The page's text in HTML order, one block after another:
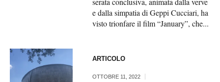
e dalla simpatia di Geppi Cucciari, ha
visto trionfare il film “January”, che...
ARTICOLO
OTTOBRE 11, 2022